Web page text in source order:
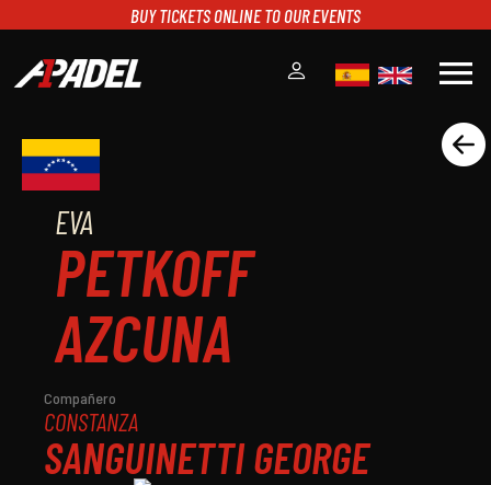
BUY TICKETS ONLINE TO OUR EVENTS
menu
NOTICIAS
MULTIMEDIA
SCOREBOARD
STREAMING
EVA
PETKOFF
AZCUNA
Compañero
CONSTANZA
SANGUINETTI GEORGE